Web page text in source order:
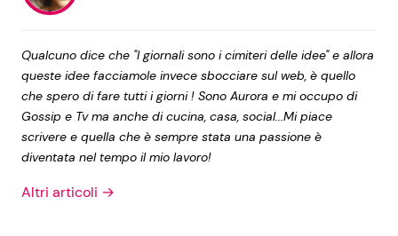
Qualcuno dice che "I giornali sono i cimiteri delle idee" e allora
queste idee facciamole invece sbocciare sul web, è quello
che spero di fare tutti i giorni ! Sono Aurora e mi occupo di
Gossip e Tv ma anche di cucina, casa, social...Mi piace
scrivere e quella che è sempre stata una passione è
diventata nel tempo il mio lavoro!
Altri articoli →